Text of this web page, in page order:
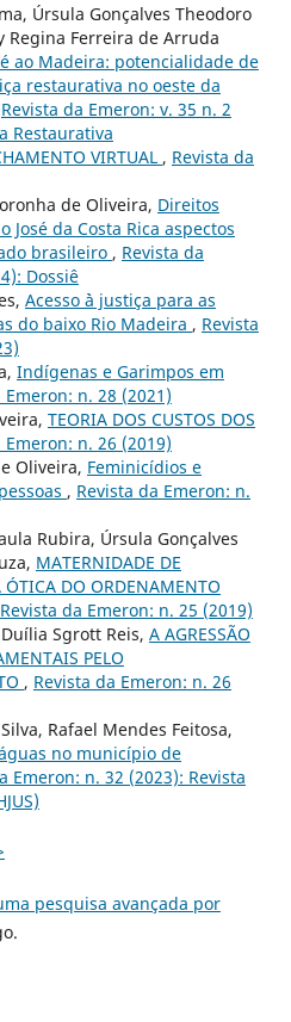
Úrsula Gonçalves Theodoro
Regina Ferreira de Arruda
ao Madeira: potencialidade de
restaurativa no oeste da
Revista da Emeron: v. 35 n. 2
Restaurativa
VIRTUAL , Revista da
de Oliveira, Direitos
José da Costa Rica aspectos
brasileiro , Revista da
Dossiê
Acesso `à justiça para as
do baixo Rio Madeira , Revista
Indígenas e Garimpos em
Emeron: n. 28 (2021)
TEORIA DOS CUSTOS DOS
Emeron: n. 26 (2019)
Oliveira, Feminicídios e
, Revista da Emeron: n.
Rubira, Úrsula Gonçalves
MATERNIDADE DE
DO ORDENAMENTO
Revista da Emeron: n. 25 (2019)
Sgrott Reis, A AGRESSÃO
PELO
, Revista da Emeron: n. 26
Rafael Mendes Feitosa,
no município de
Emeron: n. 32 (2023): Revista
pesquisa avançada por